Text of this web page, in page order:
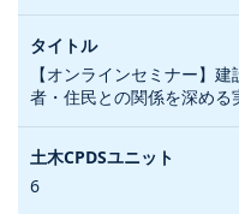
【オンラインセミナー】
者・住民との関係を深める
6